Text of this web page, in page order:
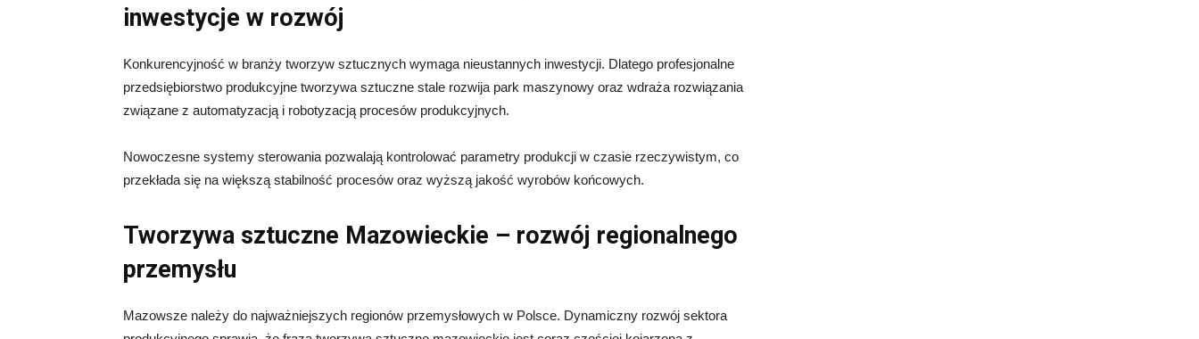
inwestycje w rozwój
Konkurencyjność w branży tworzyw sztucznych wymaga nieustannych inwestycji. Dlatego profesjonalne
przedsiębiorstwo produkcyjne tworzywa sztuczne stale rozwija park maszynowy oraz wdraża rozwiązania
związane z automatyzacją i robotyzacją procesów produkcyjnych.
Nowoczesne systemy sterowania pozwalają kontrolować parametry produkcji w czasie rzeczywistym, co
przekłada się na większą stabilność procesów oraz wyższą jakość wyrobów końcowych.
Tworzywa sztuczne Mazowieckie – rozwój regionalnego
przemysłu
Mazowsze należy do najważniejszych regionów przemysłowych w Polsce. Dynamiczny rozwój sektora